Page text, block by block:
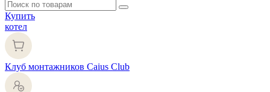
Купить
котел
Клуб монтажников Caius Club